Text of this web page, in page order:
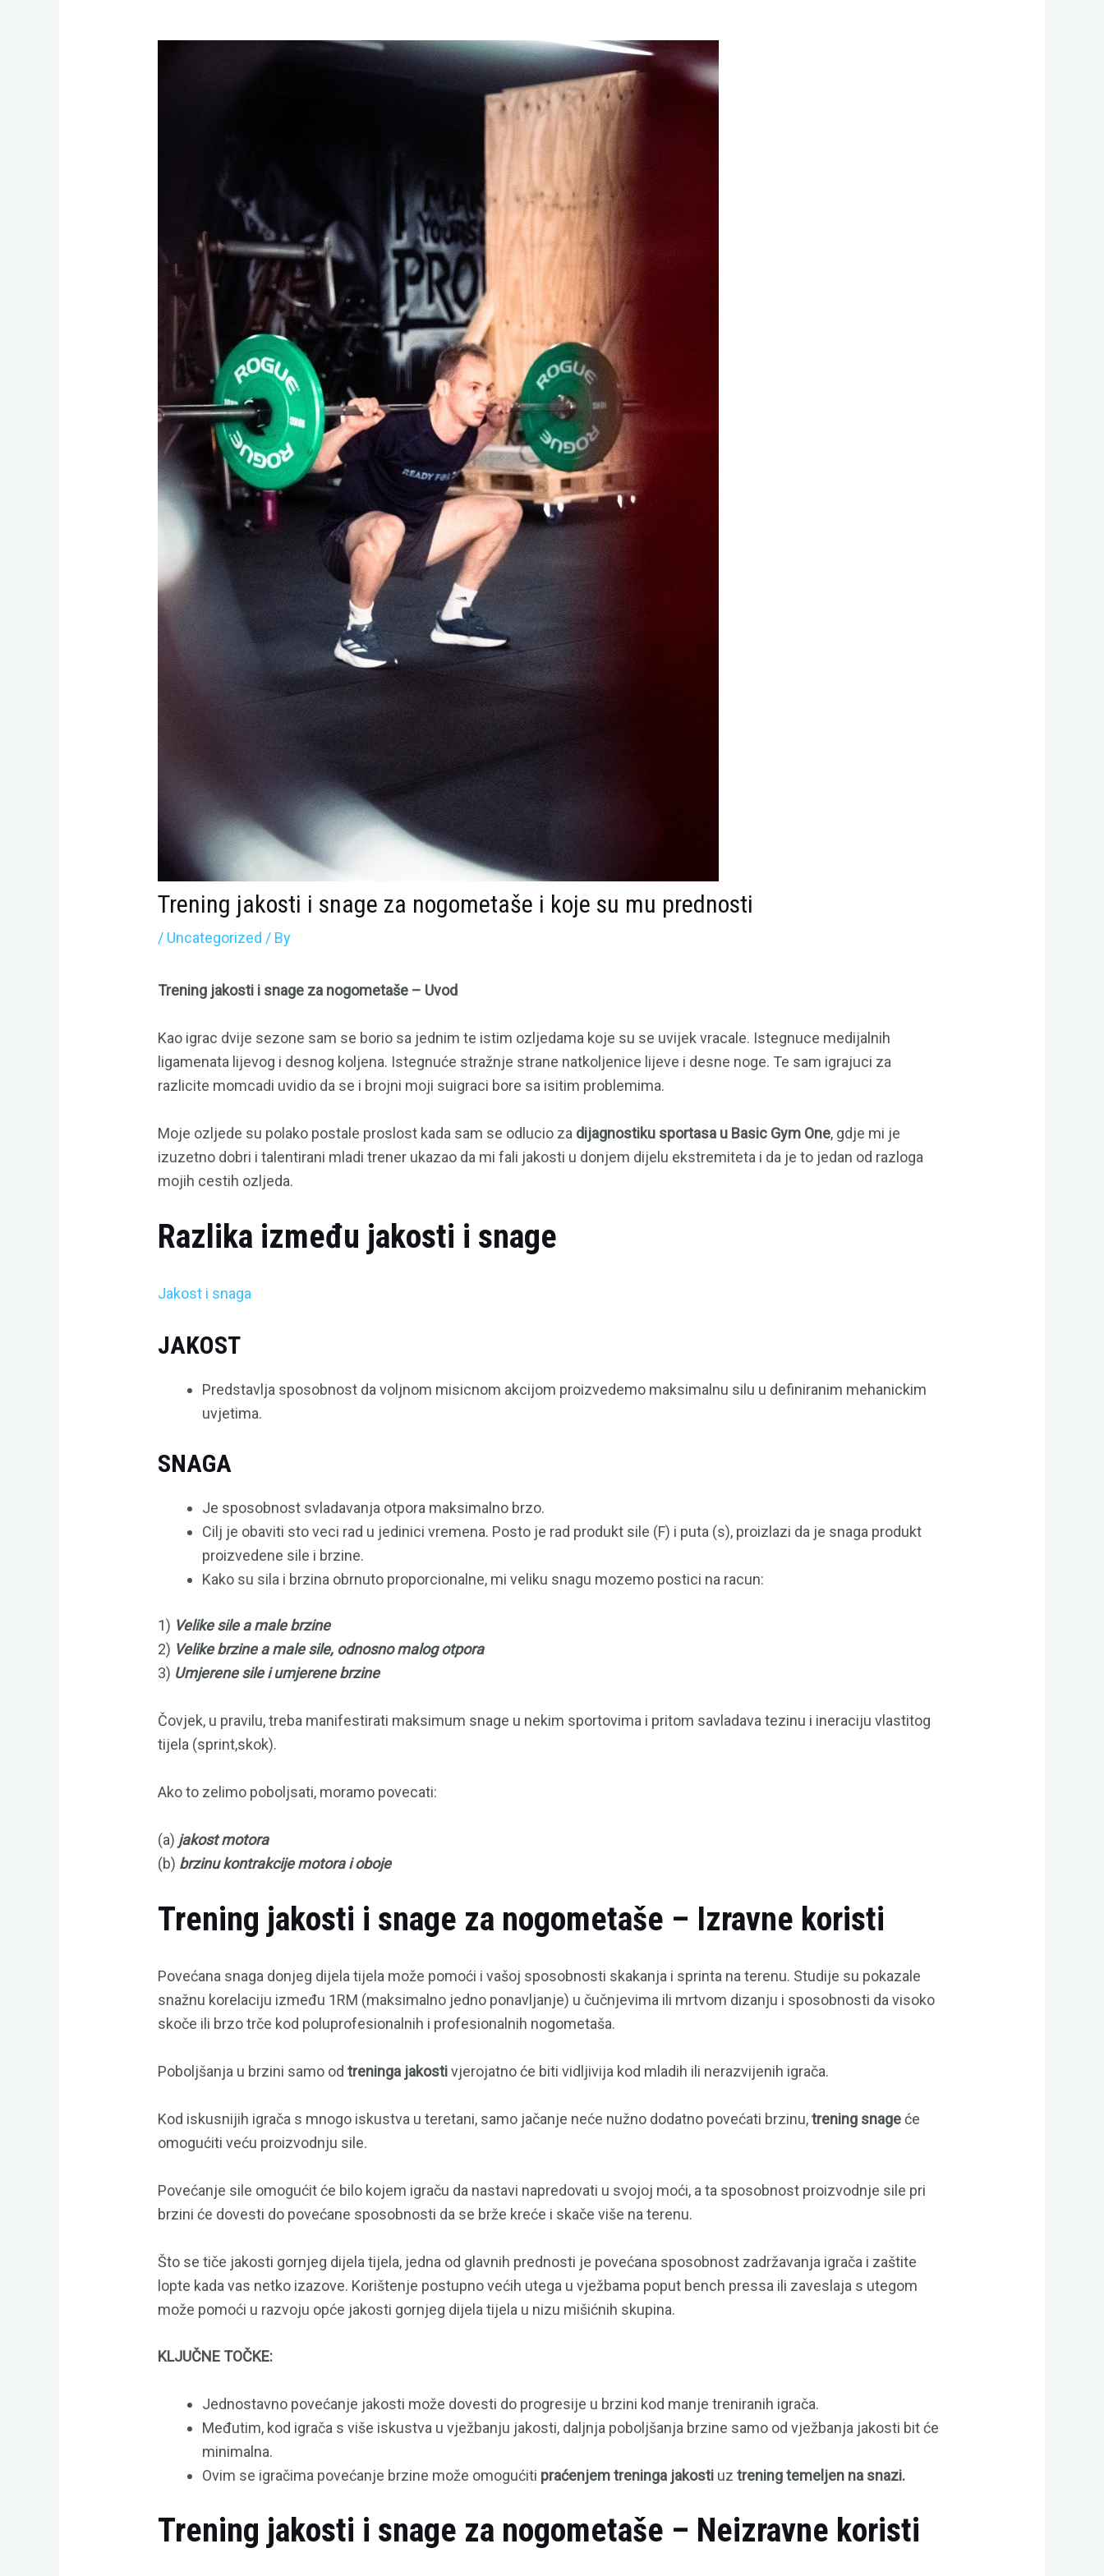
Trening jakosti i snage za nogometaše i koje su mu prednosti
/ Uncategorized / By
Trening jakosti i snage za nogometaše – Uvod
Kao igrac dvije sezone sam se borio sa jednim te istim ozljedama koje su se uvijek vracale. Istegnuce medijalnih
ligamenata lijevog i desnog koljena. Istegnuće stražnje strane natkoljenice lijeve i desne noge. Te sam igrajuci za
razlicite momcadi uvidio da se i brojni moji suigraci bore sa isitim problemima.
Moje ozljede su polako postale proslost kada sam se odlucio za dijagnostiku sportasa u Basic Gym One, gdje mi je
izuzetno dobri i talentirani mladi trener ukazao da mi fali jakosti u donjem dijelu ekstremiteta i da je to jedan od razloga
mojih cestih ozljeda.
Razlika između jakosti i snage
Jakost i snaga
JAKOST
Predstavlja sposobnost da voljnom misicnom akcijom proizvedemo maksimalnu silu u definiranim mehanickim
uvjetima.
SNAGA
Je sposobnost svladavanja otpora maksimalno brzo.
Cilj je obaviti sto veci rad u jedinici vremena. Posto je rad produkt sile (F) i puta (s), proizlazi da je snaga produkt
proizvedene sile i brzine.
Kako su sila i brzina obrnuto proporcionalne, mi veliku snagu mozemo postici na racun:
1) Velike sile a male brzine
2) Velike brzine a male sile, odnosno malog otpora
3) Umjerene sile i umjerene brzine
Čovjek, u pravilu, treba manifestirati maksimum snage u nekim sportovima i pritom savladava tezinu i ineraciju vlastitog
tijela (sprint,skok).
Ako to zelimo poboljsati, moramo povecati:
(a) jakost motora
(b) brzinu kontrakcije motora i oboje
Trening jakosti i snage za nogometaše – Izravne koristi
Povećana snaga donjeg dijela tijela može pomoći i vašoj sposobnosti skakanja i sprinta na terenu. Studije su pokazale
snažnu korelaciju između 1RM (maksimalno jedno ponavljanje) u čučnjevima ili mrtvom dizanju i sposobnosti da visoko
skoče ili brzo trče kod poluprofesionalnih i profesionalnih nogometaša.
Poboljšanja u brzini samo odtreninga jakostivjerojatno će biti vidljivija kod mladih ili nerazvijenih igrača.
Kod iskusnijih igrača s mnogo iskustva u teretani, samo jačanje neće nužno dodatno povećati brzinu,trening snageće
omogućiti veću proizvodnju sile.
Povećanje sile omogućit će bilo kojem igraču da nastavi napredovati u svojoj moći, a ta sposobnost proizvodnje sile pri
brzini će dovesti do povećane sposobnosti da se brže kreće i skače više na terenu.
Što se tiče jakosti gornjeg dijela tijela, jedna od glavnih prednosti je povećana sposobnost zadržavanja igrača i zaštite
lopte kada vas netko izazove. Korištenje postupno većih utega u vježbama poput bench pressa ili zaveslaja s utegom
može pomoći u razvoju opće jakosti gornjeg dijela tijela u nizu mišićnih skupina.
KLJUČNE TOČKE:
Jednostavno povećanje jakosti može dovesti do progresije u brzini kod manje treniranih igrača.
Međutim, kod igrača s više iskustva u vježbanju jakosti, daljnja poboljšanja brzine samo od vježbanja jakosti bit će
minimalna.
Ovim se igračima povećanje brzine može omogućiti praćenjem treninga jakosti uztrening temeljen na snazi.
Trening jakosti i snage za nogometaše – Neizravne koristi